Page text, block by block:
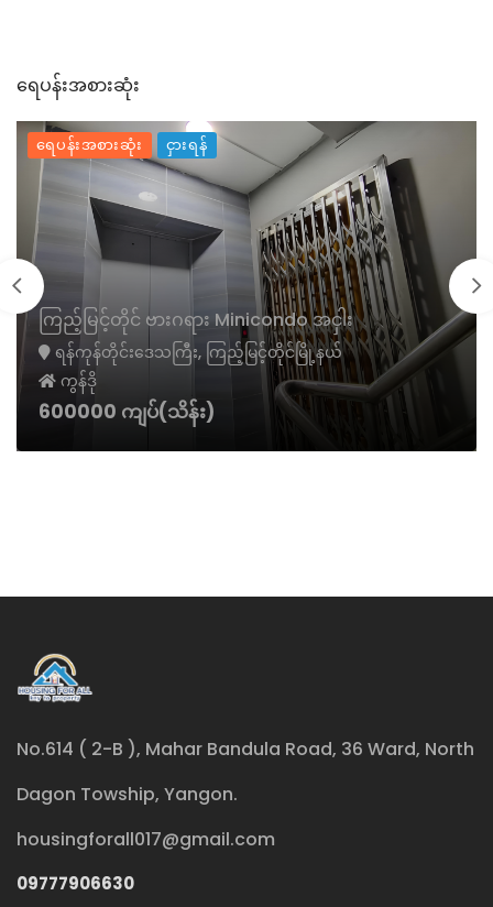
ရေပန်းအစားဆုံး
ရေပန်းအစားဆုံး ငှားရန်
ကြည့်မြင့်တိုင် ဗားဂရား Minicondo အငှါး
ရန်ကုန်တိုင်းဒေသကြီး, ကြည့်မြင့်တိုင်မြို့နယ်
ကွန်ဒို
600000 ကျပ်(သိန်း)
No.614 ( 2-B ), Mahar Bandula Road, 36 Ward, North
Dagon Towship, Yangon.
housingforall017@gmail.com
09777906630